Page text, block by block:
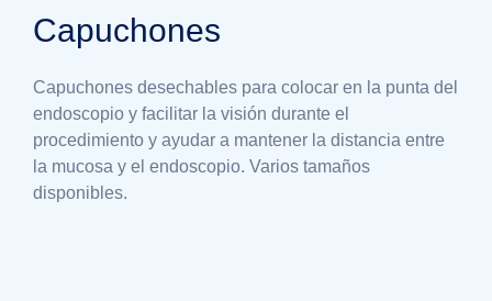
Capuchones
Capuchones desechables para colocar en la punta del
endoscopio y facilitar la visión durante el
procedimiento y ayudar a mantener la distancia entre
la mucosa y el endoscopio. Varios tamaños
disponibles.